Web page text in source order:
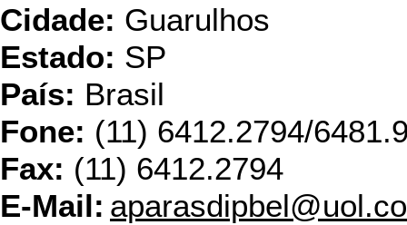
Cidade: Guarulhos
Estado: SP
País: Brasil
Fone: (11) 6412.2794/
Fax: (11) 6412.2794
E-Mail: